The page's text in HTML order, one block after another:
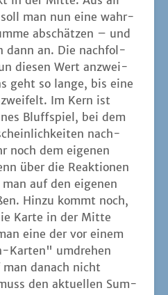
Hin­zu kommt noch,
Kar­te in der Mit­te
eine der vor einem
Kar­ten" umdre­hen
danach nicht
den aktu­el­len Sum­
mit die­sem Ele­ment
Pfef­fer in die Run­
Sum­me noch bei 25
35 für man­che
Anzwei­fel­vor­gang,
anfäng­lich drei
Als Beloh­nung darf
Augen­kar­te
Sei­te umdre­hen. Das
bis alle bis auf